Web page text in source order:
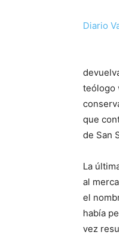
Diario
teólogo
que
de San
La
al
el
había
vez